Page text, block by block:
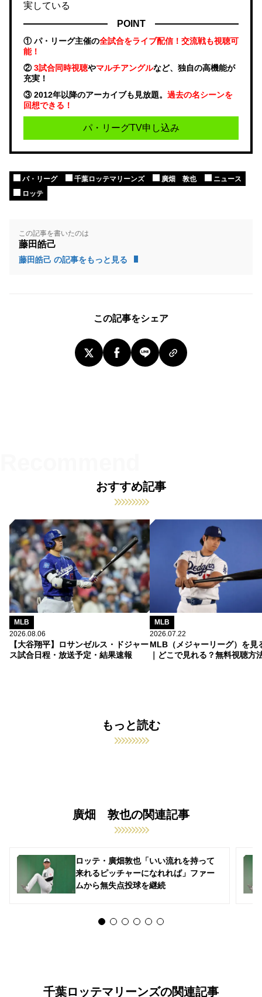
実している
POINT
① パ・リーグ主催の全試合をライブ配信！交流戦も視聴可
能！
②3試合同時視聴やマルチアングルなど、独自の高機能が
充実！
③ 2012年以降のアーカイブも見放題。 過去の名シーンを
回想できる！
パ・リーグTV申し込み
パ・リーグ 千葉ロッテマリーンズ 廣畑 敦也
ニュース
ロッテ
この記事を書いたのは
藤田皓己
藤田皓己 の記事をもっと見る
この記事をシェア
おすすめ記事
MLB
2026.08.06
【大谷翔平】ロサンゼルス・ドジャー
ス試合日程・放送予定・結果速報
MLB
2026.07.22
MLB（メジャーリーグ）を見
｜どこで見れる？無料視聴方
もっと読む
廣畑 敦也の関連記事
ロッテ・廣畑敦也「いい流れを持って
来れるピッチャーになれれば」ファー
ムから無失点投球を継続
千葉ロッテマリーンズの関連記事